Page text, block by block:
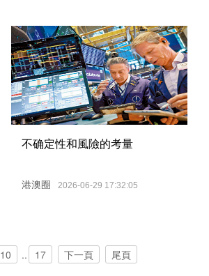
不确定性和風險的考量
港澳圈 2026-06-29 17:32:05
10 .. 17 下一頁 尾頁